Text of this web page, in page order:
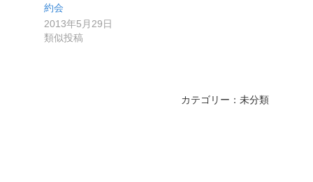
約会
2013年5月29日
類似投稿
カテゴリー：未分類